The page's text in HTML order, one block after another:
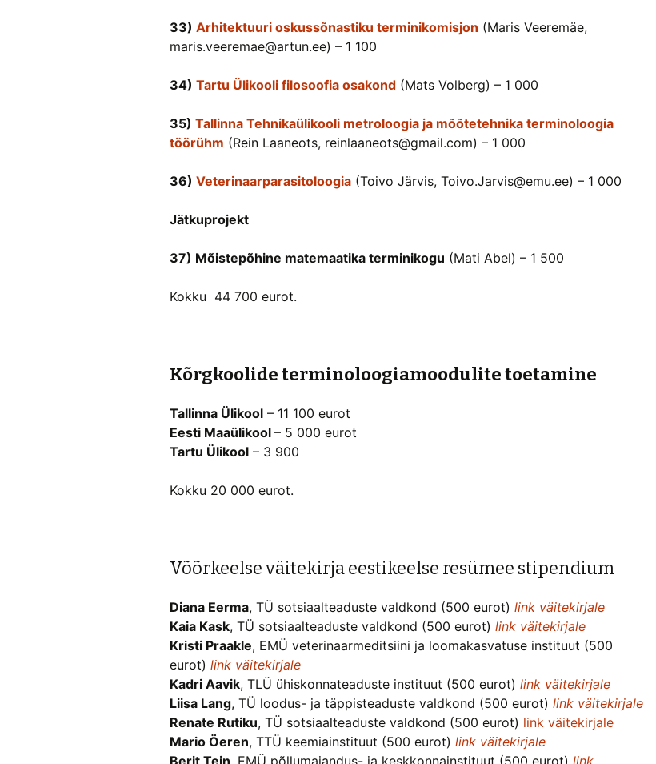
33) Arhitektuuri oskussõnastiku terminikomisjon (Maris Veeremäe,
maris.veeremae@artun.ee) – 1 100
34) Tartu Ülikooli filosoofia osakond (Mats Volberg) – 1 000
35) Tallinna Tehnikaülikooli metroloogia ja mõõtetehnika terminoloogia
töörühm (Rein Laaneots, reinlaaneots@gmail.com) – 1 000
36) Veterinaarparasitoloogia (Toivo Järvis, Toivo.Jarvis@emu.ee) – 1 000
Jätkuprojekt
37) Mõistepõhine matemaatika terminikogu (Mati Abel) – 1 500
Kokku 44 700 eurot.
Kõrgkoolide terminoloogiamoodulite toetamine
Tallinna Ülikool – 11 100 eurot
Eesti Maaülikool – 5 000 eurot
Tartu Ülikool – 3 900
Kokku 20 000 eurot.
Võõrkeelse väitekirja eestikeelse resümee stipendium
Diana Eerma, TÜ sotsiaalteaduste valdkond (500 eurot) link väitekirjale
Kaia Kask, TÜ sotsiaalteaduste valdkond (500 eurot) link väitekirjale
Kristi Praakle, EMÜ veterinaarmeditsiini ja loomakasvatuse instituut (500
eurot) link väitekirjale
Kadri Aavik, TLÜ ühiskonnateaduste instituut (500 eurot) link väitekirjale
Liisa Lang, TÜ loodus- ja täppisteaduste valdkond (500 eurot) link väitekirjale
Renate Rutiku, TÜ sotsiaalteaduste valdkond (500 eurot) link väitekirjale
Mario Öeren, TTÜ keemiainstituut (500 eurot) link väitekirjale
Berit Tein , EMÜ põllumajandus- ja keskkonnainstituut (500 eurot) link